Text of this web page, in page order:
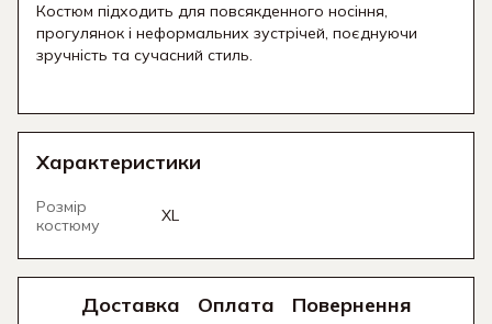
Костюм підходить для повсякденного носіння,
прогулянок і неформальних зустрічей, поєднуючи
зручність та сучасний стиль.
Характеристики
Розмір
костюму
XL
Доставка Оплата Повернення